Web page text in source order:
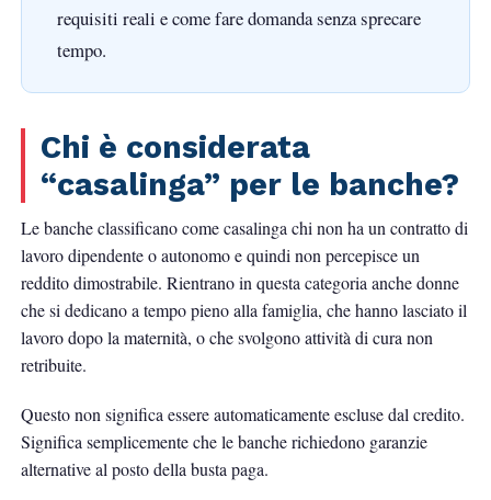
requisiti reali e come fare domanda senza sprecare
tempo.
Chi è considerata
“casalinga” per le banche?
Le banche classificano come casalinga chi non ha un contratto di
lavoro dipendente o autonomo e quindi non percepisce un
reddito dimostrabile. Rientrano in questa categoria anche donne
che si dedicano a tempo pieno alla famiglia, che hanno lasciato il
lavoro dopo la maternità, o che svolgono attività di cura non
retribuite.
Questo non significa essere automaticamente escluse dal credito.
Significa semplicemente che le banche richiedono garanzie
alternativeal posto della busta paga.